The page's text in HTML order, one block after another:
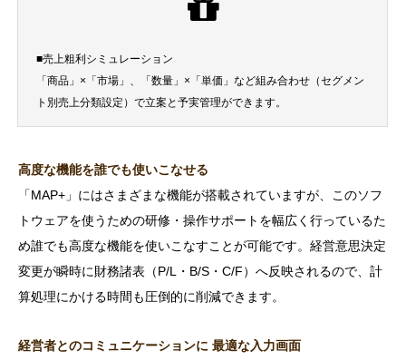
■売上粗利シミュレーション
「商品」×「市場」、「数量」×「単価」など組み合わせ（セグメン
ト別売上分類設定）で立案と予実管理ができます。
高度な機能を誰でも使いこなせる
「MAP+」にはさまざまな機能が搭載されていますが、このソフ
トウェアを使うための研修・操作サポートを幅広く行っているた
め誰でも高度な機能を使いこなすことが可能です。経営意思決定
変更が瞬時に財務諸表（P/L・B/S・C/F）へ反映されるので、計
算処理にかける時間も圧倒的に削減できます。
経営者とのコミュニケーションに 最適な入力画面